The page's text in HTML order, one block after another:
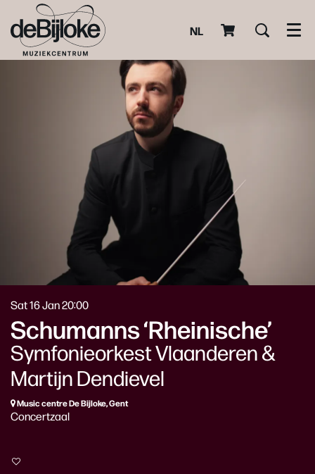
NL
Schumanns ‘Rheinische’
Symfonieorkest Vlaanderen &
Martijn Dendievel
Sat 16 Jan20:00
Music centre De Bijloke, Gent
Concertzaal